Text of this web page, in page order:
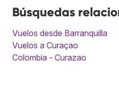
Búsquedas
Vuelos desde Barranquilla
Vuelos a Curaçao
Colombia - Curazao